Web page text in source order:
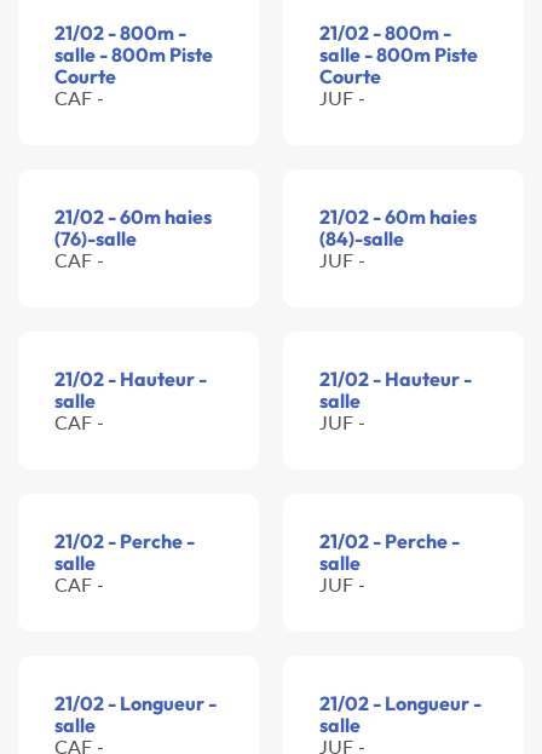
21/02 - 800m -
salle - 800m Piste
Courte
CAF -
21/02 - 800m -
salle - 800m Piste
Courte
JUF -
21/02 - 60m haies
(76)-salle
CAF -
21/02 - 60m haies
(84)-salle
JUF -
21/02 - Hauteur -
salle
CAF -
21/02 - Hauteur -
salle
JUF -
21/02 - Perche -
salle
CAF -
21/02 - Perche -
salle
JUF -
21/02 - Longueur -
salle
CAF -
21/02 - Longueur -
salle
JUF -